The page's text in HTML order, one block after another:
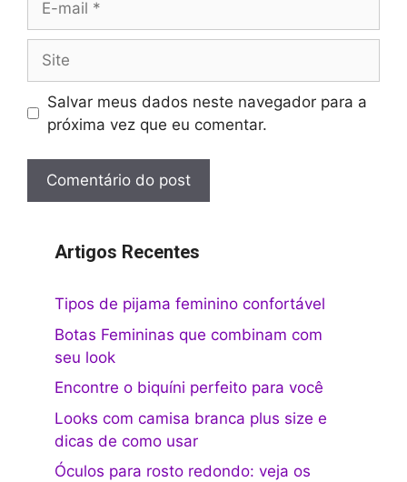
mail
Salvar meus dados neste navegador para a
próxima vez que eu comentar.
Artigos Recentes
Tipos de pijama feminino confortável
Botas Femininas que combinam com
seu look
Encontre o biquíni perfeito para você
Looks com camisa branca plus size e
dicas de como usar
Óculos para rosto redondo: veja os